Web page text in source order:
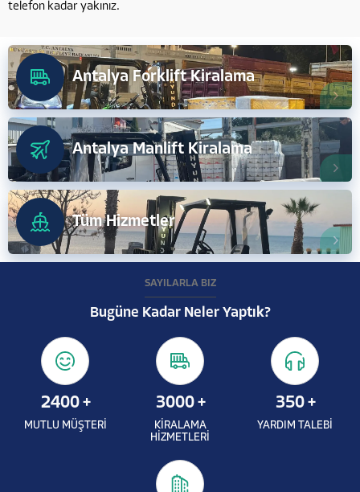
telefon kadar yakınız.
Antalya Forklift Kiralama
Antalya Manlift Kiralama
Tüm Hizmetler
SAYILARLA BİZ
Bugüne Kadar Neler Yaptık?
2400+
MUTLU MÜŞTERİ
3000+
KİRALAMA
HİZMETLERİ
350+
YARDIM TALEBİ